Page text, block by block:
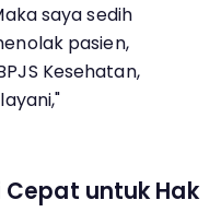
saya sedih
pasien,
Kesehatan,
untuk Hak